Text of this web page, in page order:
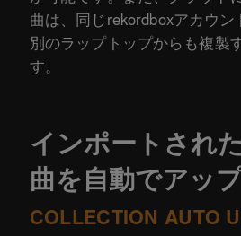
曲は、同じrekordboxアカウ
別のラップトップからも複製
す。
インポートされ
曲を自動でアッ
COLLECTION AUTO